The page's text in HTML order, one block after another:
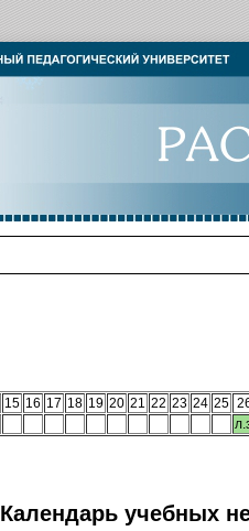
15 16 17 18 19 20 21 22 23 24 25
Календарь учебных